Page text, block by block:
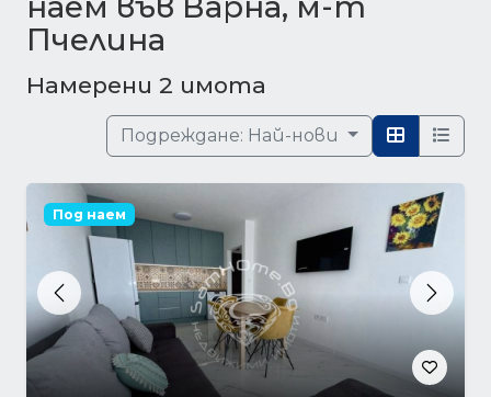
Пчелина
Намерени 2 имота
Подреждане: Най-нови
Previous Next
Под наем